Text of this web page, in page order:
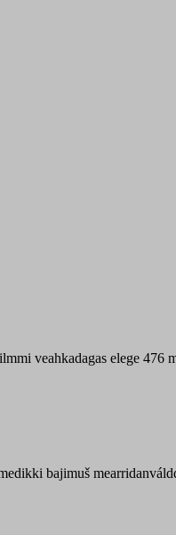
veahkadagas elege 476
bajimuš